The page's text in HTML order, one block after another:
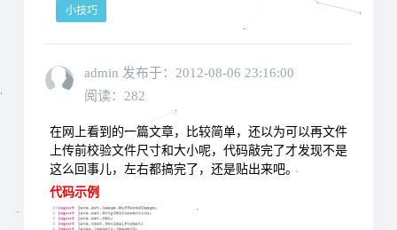
小技巧
admin 发布于： 2012-08-06 23:16:00
阅读：282
在网上看到的一篇文章，比较简单，还以为可以再文件
上传前校验文件尺寸和大小呢，代码敲完了才发现不是
这么回事儿，左右都搞完了，还是贴出来吧。
代码示例